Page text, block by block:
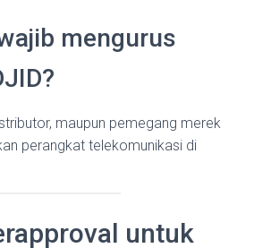
mengurus
maupun pemegang merek
perangkat telekomunikasi di
untuk